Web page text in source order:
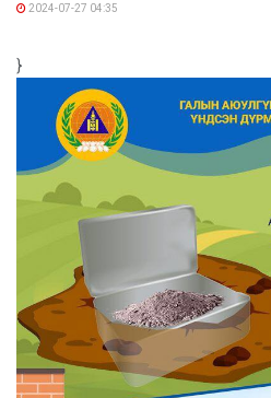
2024-07-27 04:35
}